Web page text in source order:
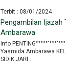
Terbit : 08/01/2024
Pengambilan Ijazah
Ambarawa
info
Yasmida Ambarawa
SIDIK JARI..